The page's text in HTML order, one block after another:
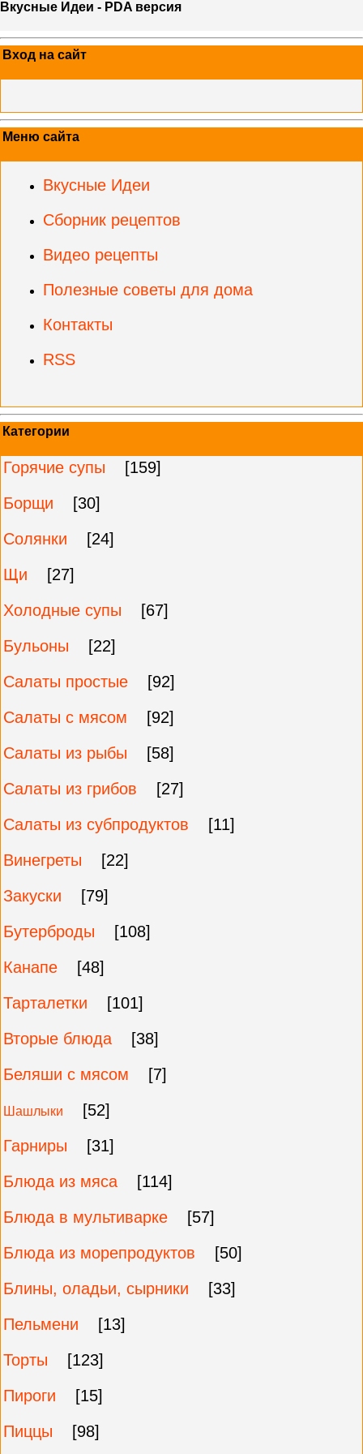
Вкусные Идеи - PDA версия
Вход на сайт
Меню сайта
Вкусные Идеи
Сборник рецептов
Видео рецепты
Полезные советы для дома
Контакты
RSS
Категории
Горячие супы
[159]
Борщи
[30]
Солянки
[24]
Щи
[27]
Холодные супы
[67]
Бульоны
[22]
Салаты простые
[92]
Салаты с мясом
[92]
Салаты из рыбы
[58]
Салаты из грибов
[27]
Салаты из субпродуктов
[11]
Винегреты
[22]
Закуски
[79]
Бутерброды
[108]
Канапе
[48]
Тарталетки
[101]
Вторые блюда
[38]
Беляши с мясом
[7]
Шашлыки
[52]
Гарниры
[31]
Блюда из мяса
[114]
Блюда в мультиварке
[57]
Блюда из морепродуктов
[50]
Блины, оладьи, сырники
[33]
Пельмени
[13]
Торты
[123]
Пироги
[15]
Пиццы
[98]